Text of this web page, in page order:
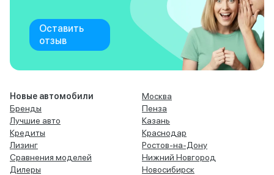
Оставить
отзыв
Новые автомобили
Бренды
Лучшие авто
Кредиты
Лизинг
Сравнения моделей
Дилеры
Москва
Пенза
Казань
Краснодар
Ростов-на-Дону
Нижний Новгород
Новосибирск